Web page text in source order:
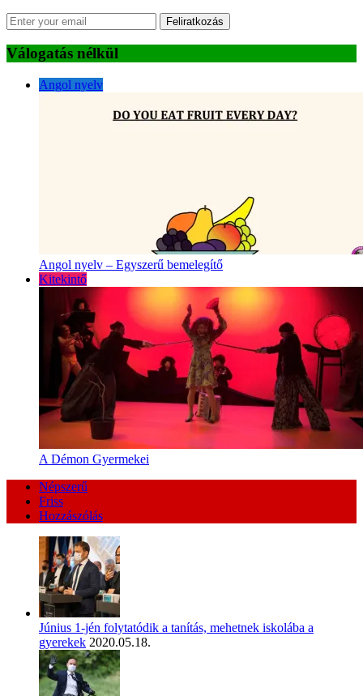
Feliratkozás
Válogatás nélkül
Angol nyelv
Angol nyelv – Egyszerű bemelegítő
Kitekintő
A Démon Gyermekei
Népszerű
Friss
Hozzászólás
Június 1-jén folytatódik a tanítás, mehetnek iskolába a
gyerekek 2020.05.18.